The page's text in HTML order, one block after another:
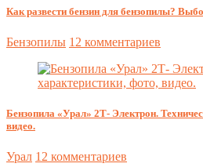
Как развести бензин для бензопилы?
Бензопилы 12 комментариев
Бензопила «Урал» 2Т- Электрон.
видео.
Урал 12 комментариев